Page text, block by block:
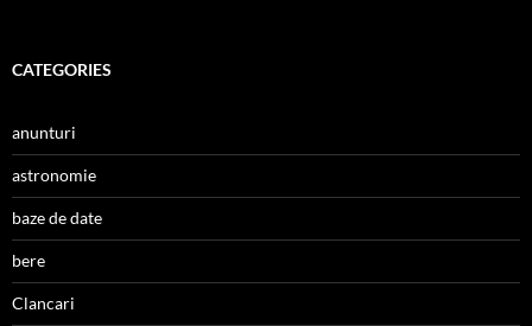
CATEGORIES
anunturi
astronomie
baze de date
bere
Clancari